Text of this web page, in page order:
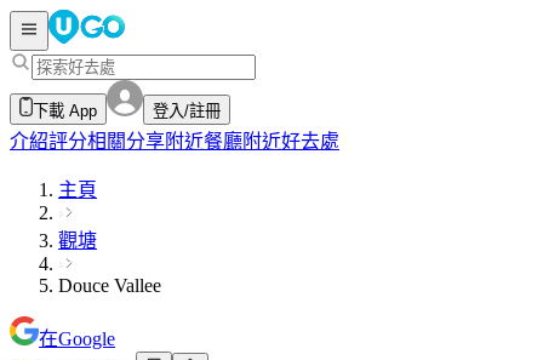
下載 App 登入/註冊
介紹評分相關分享附近餐廳附近好去處
主頁
觀塘
Douce Vallee
在Google